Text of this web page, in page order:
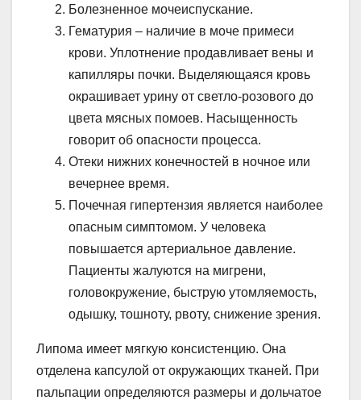
Болезненное мочеиспускание.
Гематурия – наличие в моче примеси
крови. Уплотнение продавливает вены и
капилляры почки. Выделяющаяся кровь
окрашивает урину от светло-розового до
цвета мясных помоев. Насыщенность
говорит об опасности процесса.
Отеки нижних конечностей в ночное или
вечернее время.
Почечная гипертензия является наиболее
опасным симптомом. У человека
повышается артериальное давление.
Пациенты жалуются на мигрени,
головокружение, быструю утомляемость,
одышку, тошноту, рвоту, снижение зрения.
Липома имеет мягкую консистенцию. Она
отделена капсулой от окружающих тканей. При
пальпации определяются размеры и дольчатое